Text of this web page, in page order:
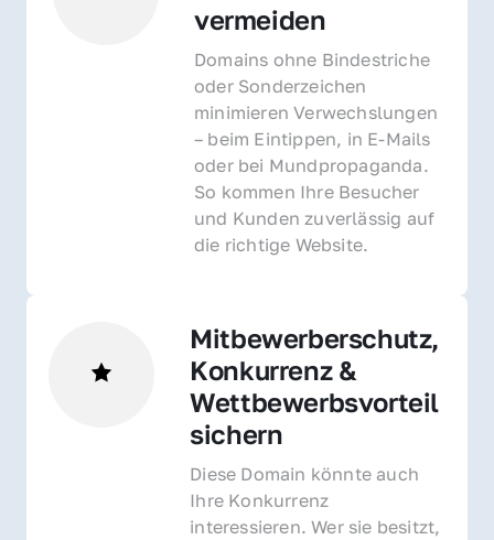
vermeiden
Domains ohne Bindestriche
oder Sonderzeichen
minimieren Verwechslungen
– beim Eintippen, in E-Mails
oder bei Mundpropaganda.
So kommen Ihre Besucher
und Kunden zuverlässig auf
die richtige Website.
Mitbewerberschutz,
Konkurrenz &
Wettbewerbsvorteil
sichern
Diese Domain könnte auch
Ihre Konkurrenz
interessieren. Wer sie besitzt,